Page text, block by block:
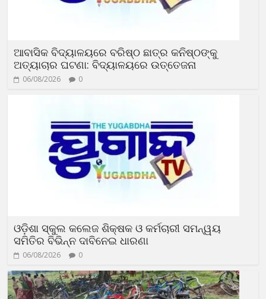
ଆବାସିକ ବିଦ୍ୟାଳୟରେ ବରିଷ୍ଠ ଛାତ୍ର କନିଷ୍ଠଙ୍କୁ
ଅତ୍ୟାଚାର ଘଟଣା: ବିଦ୍ୟାଳୟରେ ଉତ୍ତେଜନା
06/08/2026 0
ଓଡ଼ିଶା ସ୍କୁଲ କଲେଜ ଶିକ୍ଷକ ଓ କର୍ମଚାରୀ ସମନ୍ୱୟ
ସମିତିର ବିଭିନ୍ନ ଦାବିନେଇ ଧାରଣା
06/08/2026 0